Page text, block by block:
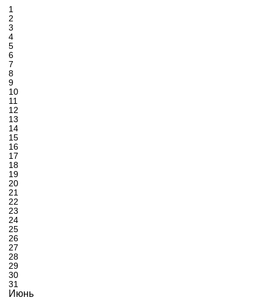
1
2
3
4
5
6
7
8
9
10
11
12
13
14
15
16
17
18
19
20
21
22
23
24
25
26
27
28
29
30
31
Июнь